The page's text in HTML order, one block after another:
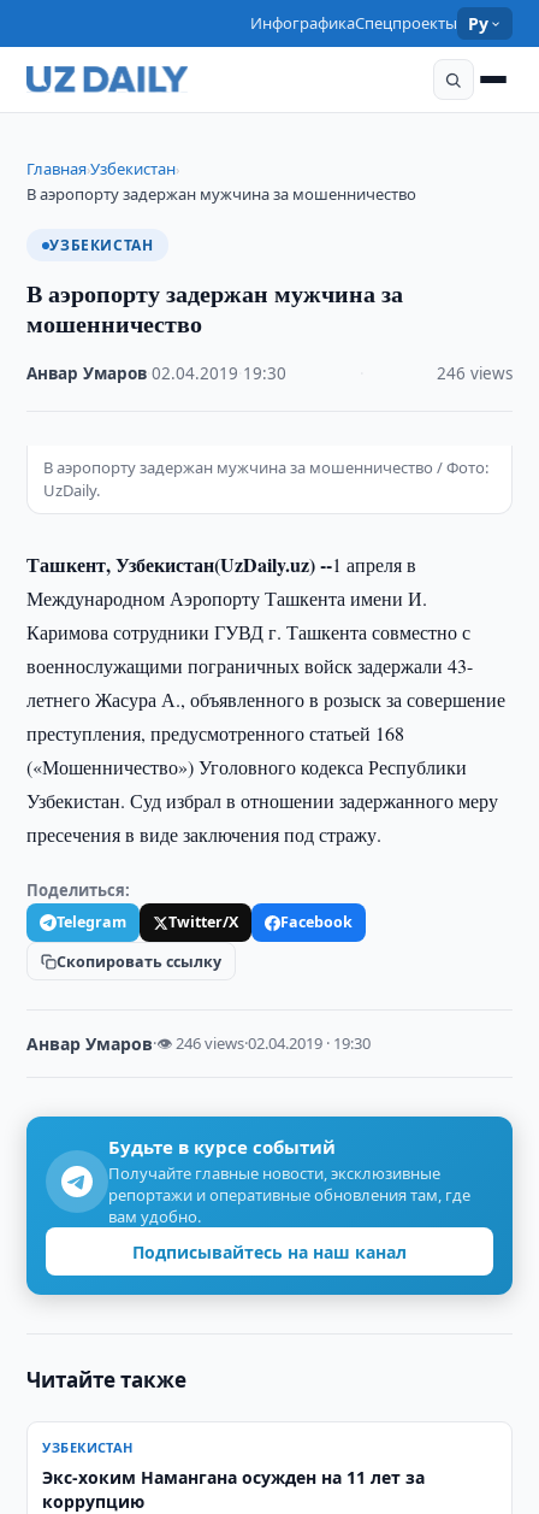
ИнфографикаСпецпроекты Ру
Главная›Узбекистан›
В аэропорту задержан мужчина за мошенничество
УЗБЕКИСТАН
В аэропорту задержан мужчина за
мошенничество
Анвар Умаров ·02.04.2019 19:30 246 views
В аэропорту задержан мужчина за мошенничество / Фото:
UzDaily.
Ташкент, Узбекистан(UzDaily.uz) --1 апреля в
Международном Аэропорту Ташкента имени И.
Каримова сотрудники ГУВД г. Ташкента совместно с
военнослужащими пограничных войск задержали 43-
летнего Жасура А., объявленного в розыск за совершение
преступления, предусмотренного статьей 168
(«Мошенничество») Уголовного кодекса Республики
Узбекистан. Суд избрал в отношении задержанного меру
пресечения в виде заключения под стражу.
Поделиться:
Telegram Twitter/X
Facebook
Скопировать ссылку
Анвар Умаров·👁 246 views·02.04.2019 · 19:30
Будьте в курсе событий
Получайте главные новости, эксклюзивные
репортажи и оперативные обновления там, где
вам удобно.
Подписывайтесь на наш канал
Читайте также
УЗБЕКИСТАН
​​​​​​​Экс-хоким Намангана осужден на 11 лет за
коррупцию